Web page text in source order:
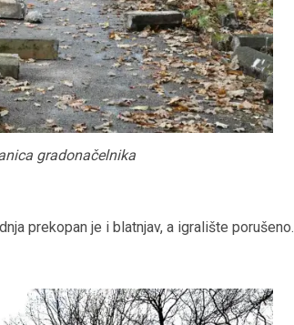
gradonačelnika
prekopan je i blatnjav, a igralište porušeno.